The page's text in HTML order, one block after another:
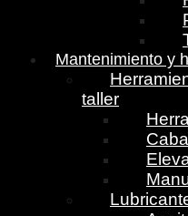
Mantenimiento y
taller